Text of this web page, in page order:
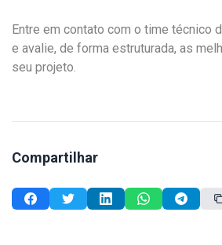
Entre em contato com o time técnico
e avalie, de forma estruturada, as
seu projeto.
Compartilhar